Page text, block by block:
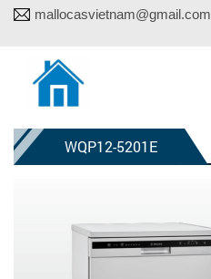
mallocasvietnam@gmail.com
WQP12-5201E